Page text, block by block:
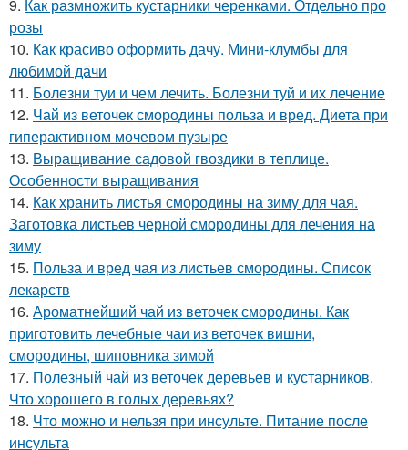
9. Как размножить кустарники черенками. Отдельно про
розы
10. Как красиво оформить дачу. Мини-клумбы для
любимой дачи
11. Болезни туи и чем лечить. Болезни туй и их лечение
12. Чай из веточек смородины польза и вред. Диета при
гиперактивном мочевом пузыре
13. Выращивание садовой гвоздики в теплице.
Особенности выращивания
14. Как хранить листья смородины на зиму для чая.
Заготовка листьев черной смородины для лечения на
зиму
15. Польза и вред чая из листьев смородины. Список
лекарств
16. Ароматнейший чай из веточек смородины. Как
приготовить лечебные чаи из веточек вишни,
смородины, шиповника зимой
17. Полезный чай из веточек деревьев и кустарников.
Что хорошего в голых деревьях?
18. Что можно и нельзя при инсульте. Питание после
инсульта